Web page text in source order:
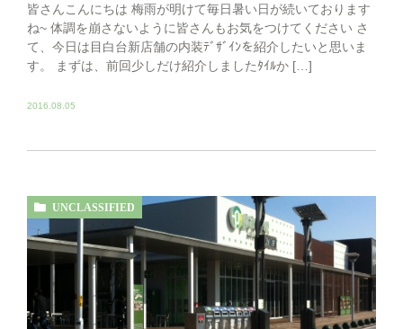
皆さんこんにちは 梅雨が明けて毎日暑い日が続いております
ね~ 体調を崩さないように皆さんもお気をつけてください さ
て、今日は目白台新店舗の内装ﾃﾞｻﾞｲﾝを紹介したいと思いま
す。 まずは、前回少しだけ紹介しましたﾀｲﾙか […]
2016.08.05
UNCLASSIFIED